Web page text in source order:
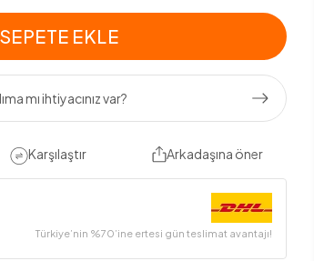
SEPETE EKLE
mı ihtiyacınız var?
Karşılaştır Arkadaşına öner
Türkiye’nin %70’ine ertesi gün teslimat avantajı!